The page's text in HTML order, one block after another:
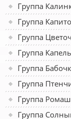
Группа
Группа
Группа
Группа
Группа
Группа
Группа
Группа